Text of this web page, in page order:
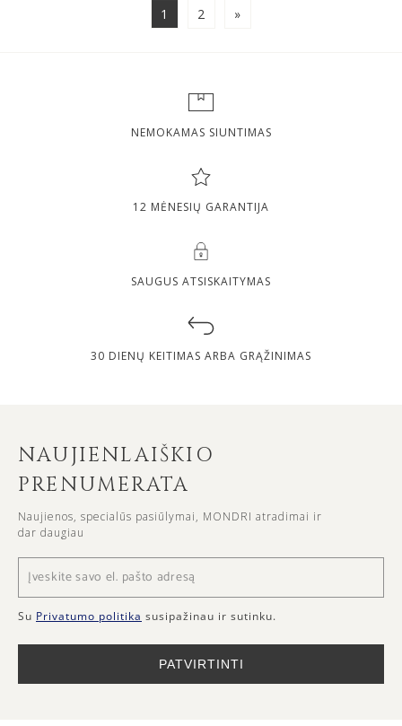
1 2 »
NEMOKAMAS SIUNTIMAS
12 MĖNESIŲ GARANTIJA
SAUGUS ATSISKAITYMAS
30 DIENŲ KEITIMAS ARBA GRĄŽINIMAS
NAUJIENLAIŠKIO
PRENUMERATA
Naujienos, specialūs pasiūlymai, MONDRI atradimai ir
dar daugiau
Su Privatumo politika susipažinau ir sutinku.
PATVIRTINTI